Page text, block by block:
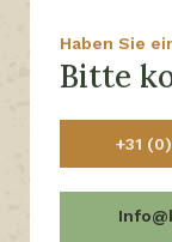
Haben Sie
Bitte
+31